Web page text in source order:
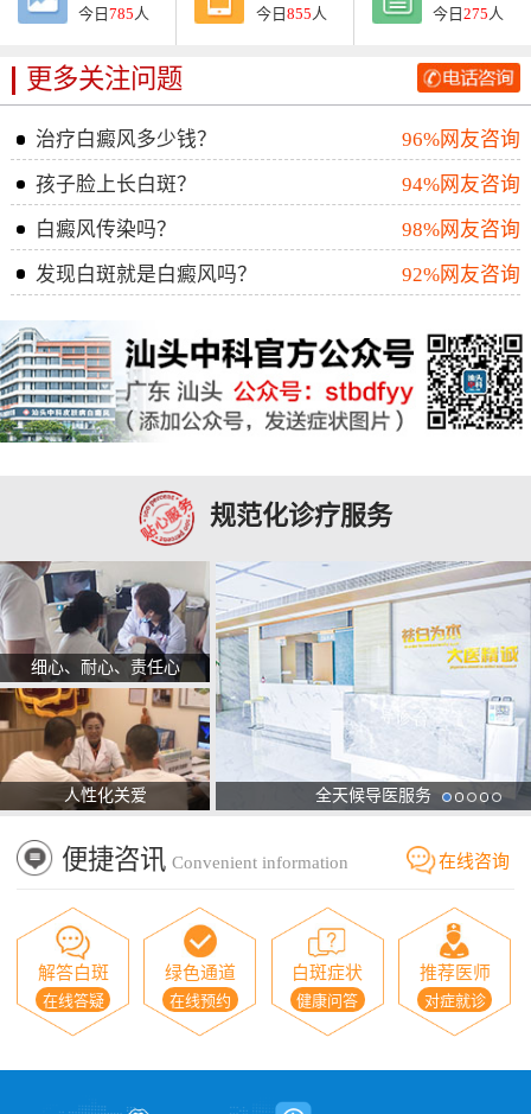
今日785 人 今日855 人 今日275 人
更多关注问题
治疗白癜风多少钱？
96%网友咨询
孩子脸上长白斑？
94%网友咨询
白癜风传染吗？
98%网友咨询
发现白斑就是白癜风吗？
92%网友咨询
规范化诊疗服务
细心、耐心、责任心
人性化关爱 全天候导医服务
便捷咨讯 Convenient information 在线咨询
解答白斑
在线答疑
绿色通道
在线预约
白斑症状
健康问答
推荐医师
对症就诊